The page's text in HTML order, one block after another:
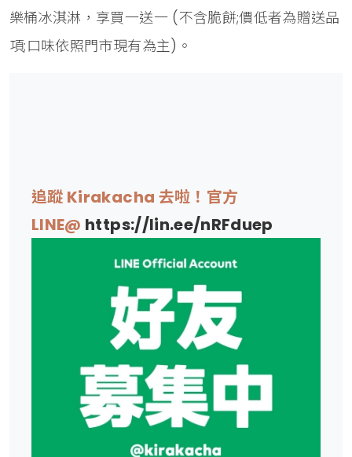
樂桶冰淇淋，享買一送一 (不含脆餅;價低者為贈送品
項;口味依照門市現有為主)。
追蹤 Kirakacha 去啦！官方
LINE@ https://lin.ee/nRFduep